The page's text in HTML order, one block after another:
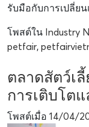
รับมือกับการเปลี่ย
โพสต์ใน Industry
petfair,
ตลาดสัตว์เ
การเติบโต
โพสต์เมื่อ 14/04/